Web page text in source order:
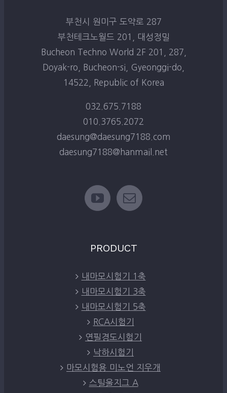
부천시 원미구 도약로 287
부천테크노월드 201, 대성정밀
Bucheon Techno World 2F 201, 287,
Doyak-ro, Bucheon-si, Gyeonggi-do,
14522, Republic of Korea
032.675.7188
010.3765.2072
daesung@daesung7188.com
daesung7188@hanmail.net
PRODUCT
내마모시험기 1축
내마모시험기 3축
내마모시험기 5축
RCA시험기
연필경도시험기
낙하시험기
마모시험용 미노언 지우개
스틸울지그 A